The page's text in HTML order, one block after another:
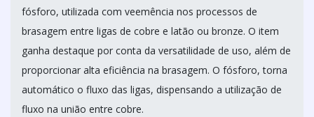
fósforo, utilizada com veemência nos processos de
brasagem entre ligas de cobre e latão ou bronze. O item
ganha destaque por conta da versatilidade de uso, além de
proporcionar alta eficiência na brasagem. O fósforo, torna
automático o fluxo das ligas, dispensando a utilização de
fluxo na união entre cobre.